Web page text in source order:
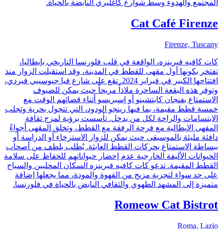
المجتمع والهدوء وسط شوارع كاغليري النابضة بالحياة.
Cat Café Firenze
Firenze, Tuscany
كات كافيه فيرينزه، الواقعة في قلب فلورنسا التاريخي بإيطاليا،
تفتخر بكونها أول مقهى للقطط في المدينة، وقد استقبلت الزوار منذ
افتتاحها الكبير في فبراير 2024. تقع على شارع فيا جيوسيبي فيردي،
وتوفر هذه البقعة الساحرة ملاذاً مريحاً حيث يمكن للضيوف
الاستمتاع بفنجان كابتشينو أو إسبريسو أثناء قضائهم الوقت مع
خمسة قطط مقيمة، بما فيها رينجو الودود، التي تتجول بحرية وتجلب
الابتسامات والراحة لكل من يدخل. تأسست برؤية لمزج ثقافة
المقهى الإيطالية مع فرحة الرفقة مع القطط، وتخلق المقهى أجواءً
دافئة مليئة بالموسيقى حيث يمكن للزوار الاسترخاء أو الدراسة أو
ببساطة الاستمتاع بحركات القطط العابثة. يُطلب بلطف من أصحاب
الحيوانات الأليفة الخارجية عدم إحضار حيواناتهم للحفاظ على سلامة
القطط المقيمة. تدعو كات كافيه فيرينزه السكان المحليين والسياح
على حد سواء لتجربة مزيج من القهوة والمودة، مما يجعلها إضافة
متميزة إلى المشهد الطهوي والثقافي النابض بالحياة في فلورنسا.
Romeow Cat Bistrot
Roma, Lazio